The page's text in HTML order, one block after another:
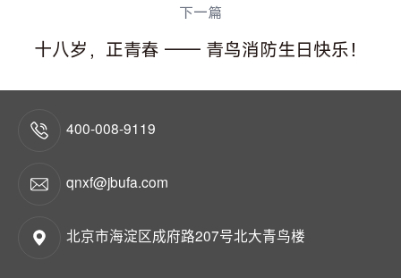
下一篇
十八岁，正青春 —— 青鸟消防生日快乐！
400-008-9119
qnxf@jbufa.com
北京市海淀区成府路207号北大青鸟楼